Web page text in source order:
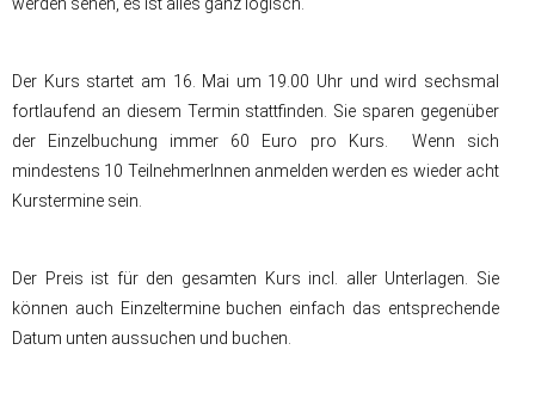
Der Kurs startet am 16. Mai um 19.00 Uhr und wird sechsmal
fortlaufend an diesem Termin stattfinden. Sie sparen gegenüber
der Einzelbuchung immer 60 Euro pro Kurs. Wenn sich
mindestens 10 TeilnehmerInnen anmelden werden es wieder acht
Kurstermine sein.
Der Preis ist für den gesamten Kurs incl. aller Unterlagen. Sie
können auch Einzeltermine buchen einfach das entsprechende
Datum unten aussuchen und buchen.